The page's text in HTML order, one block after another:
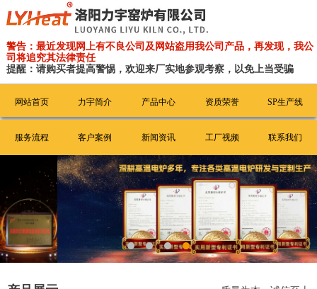
警告：最近发现网上有不良公司及网站盗用我公司产品，再发现，我公
司将追究其法律责任
提醒：请购买者提高警惕，欢迎来厂实地参观考察，以免上当受骗
网站首页 力宇简介 产品中心 资质荣誉 SP生产线
服务流程 客户案例 新闻资讯 工厂视频 联系我们